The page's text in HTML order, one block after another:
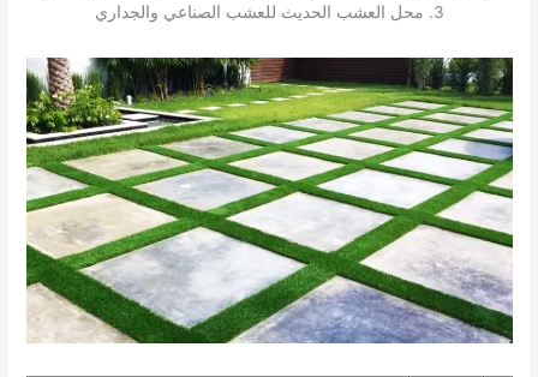
3. محل العشب الحديث للعشب الصناعي والجداري